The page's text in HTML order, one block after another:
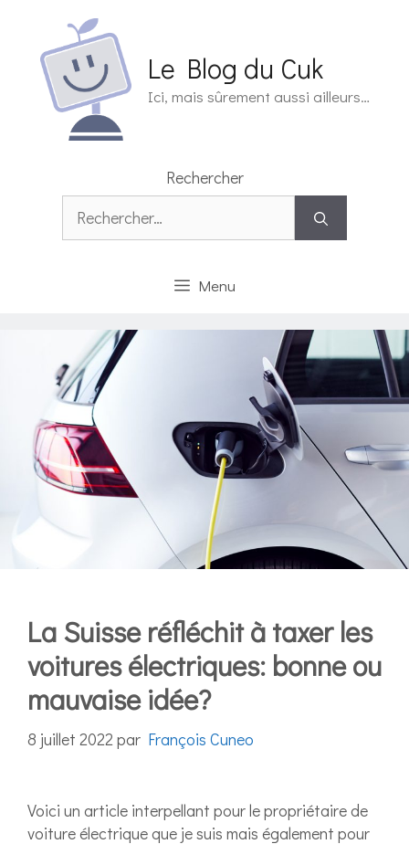
contenu
Le Blog du Cuk
Ici, mais sûrement aussi ailleurs…
Rechercher
Rechercher :
Menu
La Suisse réfléchit à taxer les
voitures électriques: bonne ou
mauvaise idée?
8 juillet 2022par François Cuneo
Voici un article interpellant pour le propriétaire de
voiture électrique que je suis mais également pour